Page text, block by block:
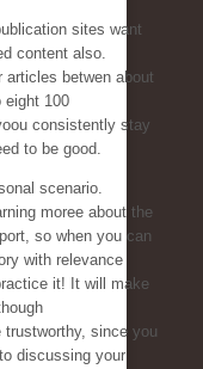
sites want
content also.
articles betwen about
eight 100
consistently stay
to be good.
scenario.
moree about the
so when you can
with relevance
it! It will make
trustworthy, since you
discussing your